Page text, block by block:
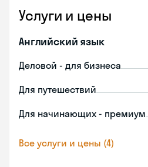
Услуги и цены
Английский язык
Деловой - для бизнеса
Для путешествий
Для начинающих - премиум
Все услуги и цены (4)